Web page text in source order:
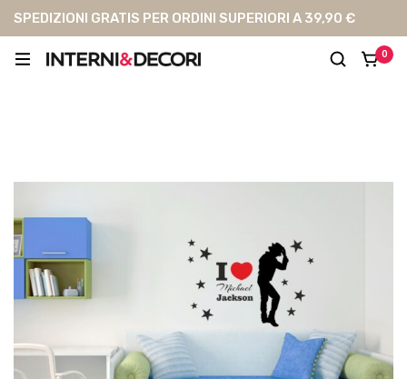
SPEDIZIONI GRATIS PER ORDINI SUPERIORI A 39,90 €
0